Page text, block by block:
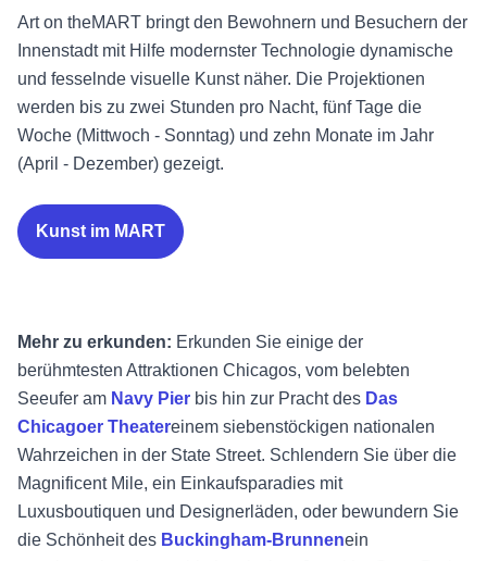
Art on theMART bringt den Bewohnern und Besuchern der
Innenstadt mit Hilfe modernster Technologie dynamische
und fesselnde visuelle Kunst näher. Die Projektionen
werden bis zu zwei Stunden pro Nacht, fünf Tage die
Woche (Mittwoch - Sonntag) und zehn Monate im Jahr
(April - Dezember) gezeigt.
Kunst im MART
Mehr zu erkunden: Erkunden Sie einige der
berühmtesten Attraktionen Chicagos, vom belebten
Seeufer am Navy Pier bis hin zur Pracht des Das
Chicagoer Theatereinem siebenstöckigen nationalen
Wahrzeichen in der State Street. Schlendern Sie über die
Magnificent Mile, ein Einkaufsparadies mit
Luxusboutiquen und Designerläden, oder bewundern Sie
die Schönheit des Buckingham-Brunnenein